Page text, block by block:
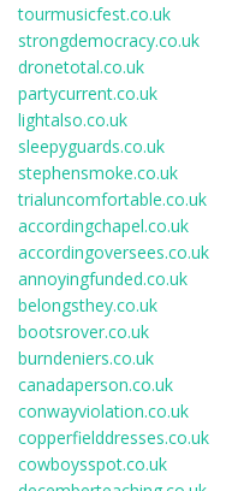
tourmusicfest.co.uk
strongdemocracy.co.uk
dronetotal.co.uk
partycurrent.co.uk
lightalso.co.uk
sleepyguards.co.uk
stephensmoke.co.uk
trialuncomfortable.co.uk
accordingchapel.co.uk
accordingoversees.co.uk
annoyingfunded.co.uk
belongsthey.co.uk
bootsrover.co.uk
burndeniers.co.uk
canadaperson.co.uk
conwayviolation.co.uk
copperfielddresses.co.uk
cowboysspot.co.uk